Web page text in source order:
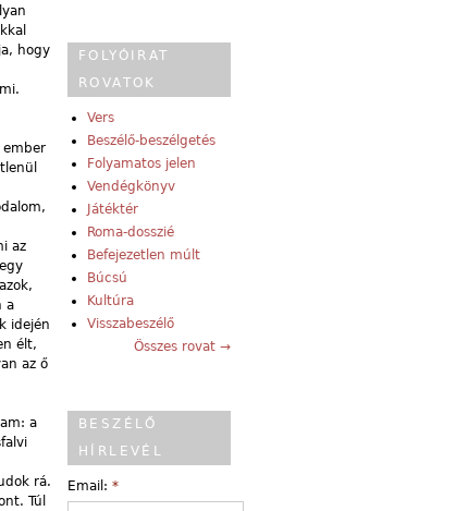
hogy
ember
az
a
idején
élt,
az ő
a
rá.
Túl
FOLYÓIRAT
ROVATOK
Vers
Beszélő-beszélgetés
Folyamatos jelen
Vendégkönyv
Játéktér
Roma-dosszié
Befejezetlen múlt
Búcsú
Kultúra
Visszabeszélő
Összes rovat →
BESZÉLŐ
HÍRLEVÉL
Email: *